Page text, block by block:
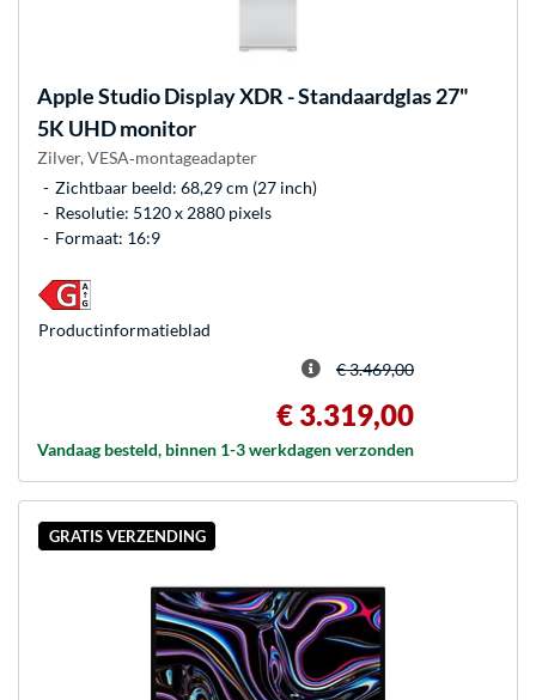
AppleStudio Display XDR - Standaardglas 27"
5K UHD monitor
Zilver, VESA‑montageadapter
Zichtbaar beeld: 68,29 cm (27 inch)
Resolutie: 5120 x 2880 pixels
Formaat: 16:9
€ 3.469,00
€ 3.319,00
Vandaag besteld, binnen 1-3 werkdagen verzonden
Product­informatieblad
GRATIS VERZENDING